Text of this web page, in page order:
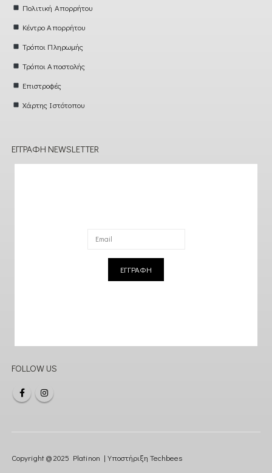
Πολιτική Απορρήτου
Κέντρο Απορρήτου
Τρόποι Πληρωμής
Τρόποι Αποστολής
Επιστροφές
Χάρτης Ιστότοπου
ΕΓΓΡΑΦΉ NEWSLETTER
ΕΓΓΡΑΦΗ
FOLLOW US
Copyright @ 2025 Platinon | Υποστήριξη Techbees